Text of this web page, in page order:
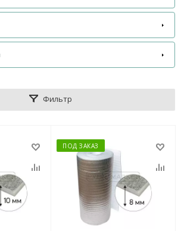
Фильтр
ПОД ЗАКАЗ